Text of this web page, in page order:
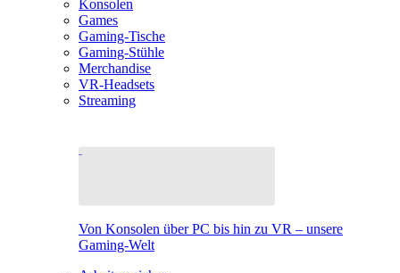
Konsolen
Games
Gaming-Tische
Gaming-Stühle
Merchandise
VR-Headsets
Streaming
Von Konsolen über PC bis hin zu VR – unsere
Gaming-Welt